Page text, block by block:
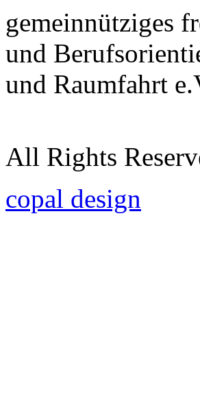
gemeinnütziges
und
und Raumfahrt
All Rights
copal design